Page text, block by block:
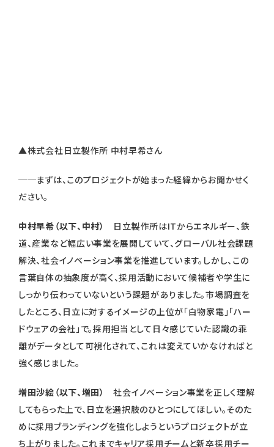
▲株式会社日立製作所 中村早希さん
──まずは、このプロジェクトが始まった経緯からお聞かせく
ださい。
中村早希（以下、中村） 日立製作所はITからエネルギー、鉄
道、産業など幅広い事業を展開していて、グローバル社会課題
解決、社会イノベーション事業を推進しています。しかし、この
言葉自体の抽象度が高く、採用活動において候補者や学生に
しっかり伝わっていないという課題がありました。市場調査を
したところ、日立に対するイメージの上位が「白物家電」「ハー
ドウェアの会社」で。採用担当として日々感じていた認識の乖
離がデータとして可視化されて、これは変えていかなければと
強く感じました。
増田沙絵（以下、増田）社会イノベーション事業を正しく理解
してもらった上で、日立を選択肢のひとつにしてほしい。そのた
めに採用ブランディングを強化しようというプロジェクトが立
ち上がりました。これまでキャリア採用チームと新卒採用チー